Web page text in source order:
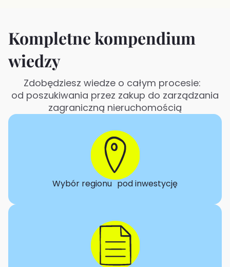
Kompletne kompendium
wiedzy
Zdobędziesz wiedze o całym procesie:
od poszukiwania przez zakup do zarządzania
zagraniczną nieruchomością
Wybór regionu pod inwestycję